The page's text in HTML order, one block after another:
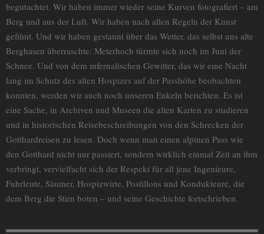
begutachtet. Wir haben immer wieder seine Kurven fotografiert – am
Berg und aus der Luft. Wir haben nach allen Regeln der Kunst
gefilmt. Und wir haben gestaunt über das Wetter, das selbst uns alte
Berghasen überraschte: Meterhoch türmte sich noch im Juni der
Schnee. Und von dem infernalischen Gewitter, das wir eine Nacht
lang im Schutz des alten Hospizes auf der Passhöhe beobachten
konnten, werden wir auch noch unseren Enkeln berichten. Es ist
eine Sache, in Archiven und Museen die alten Karten zu studieren
und in historischen Reisebeschreibungen von den Schrecken der
Gotthardreisen zu lesen. Doch wenn man einen alpinen Pass wie
den Gotthard nicht nur passiert, sondern wirklich einmal Zeit an ihm
verbringt, vervielfacht sich der Respekt für all jene Ingenieure,
Fuhrleute, Säumer, Hospizwirte, Postillons und Kondukteure, die
dem Berg die Stirn boten – und seine Geschichte fortschrieben.